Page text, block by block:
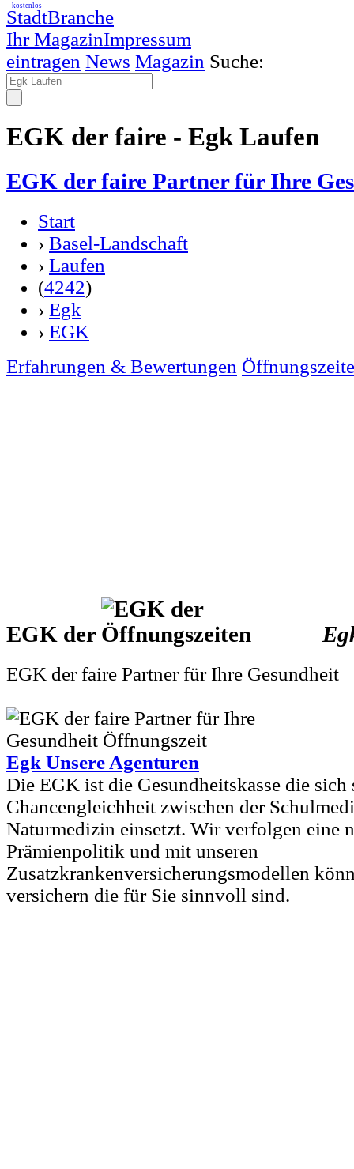
StadtBranche
Ihr MagazinImpressum
kostenlos
eintragen News Magazin Suche:
EGK der faire - Egk Laufen
EGK der faire Partner für Ihre
Start
› Basel-Landschaft
› Laufen
(4242)
› Egk
› EGK
Erfahrungen & Bewertungen
EGK der
EGK der faire Partner für Ihre Gesundheit
Egk Unsere Agenturen
Die EGK ist die Gesundheitskasse die sich
Chancengleichheit zwischen der
Naturmedizin einsetzt. Wir verfolgen eine
Prämienpolitik und mit unseren
Zusatzkrankenversicherungsmodellen
versichern die für Sie sinnvoll sind.